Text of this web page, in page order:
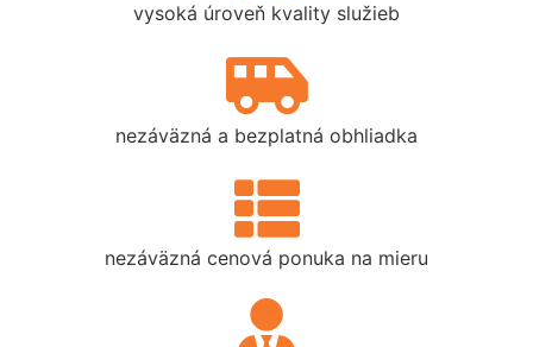
vysoká úroveň kvality služieb
nezáväzná a bezplatná obhliadka
nezáväzná cenová ponuka na mieru